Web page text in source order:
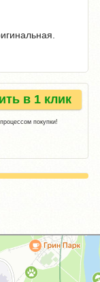
в 1 клик
покупки!